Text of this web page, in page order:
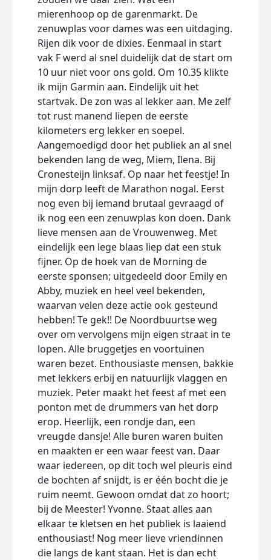
mierenhoop op de garenmarkt. De
zenuwplas voor dames was een uitdaging.
Rijen dik voor de dixies. Eenmaal in start
vak F werd al snel duidelijk dat de start om
10 uur niet voor ons gold. Om 10.35 klikte
ik mijn Garmin aan. Eindelijk uit het
startvak. De zon was al lekker aan. Me zelf
tot rust manend liepen de eerste
kilometers erg lekker en soepel.
Aangemoedigd door het publiek an al snel
bekenden lang de weg, Miem, Ilena. Bij
Cronesteijn linksaf. Op naar het feestje! In
mijn dorp leeft de Marathon nogal. Eerst
nog even bij iemand brutaal gevraagd of
ik nog een een zenuwplas kon doen. Dank
lieve mensen aan de Vrouwenweg. Met
eindelijk een lege blaas liep dat een stuk
fijner. Op de hoek van de Morning de
eerste sponsen; uitgedeeld door Emily en
Abby, muziek en heel veel bekenden,
waarvan velen deze actie ook gesteund
hebben! Te gek!! De Noordbuurtse weg
over om vervolgens mijn eigen straat in te
lopen. Alle bruggetjes en voortuinen
waren bezet. Enthousiaste mensen, bakkie
met lekkers erbij en natuurlijk vlaggen en
muziek. Peter maakt het feest af met een
ponton met de drummers van het dorp
erop. Heerlijk, een rondje dan, een
vreugde dansje! Alle buren waren buiten
en maakten er een waar feest van. Daar
waar iedereen, op dit toch wel pleuris eind
de bochten af snijdt, is er één bocht die je
ruim neemt. Gewoon omdat dat zo hoort;
bij de Meester! Yvonne. Staat alles aan
elkaar te kletsen en het publiek is laaiend
enthousiast! Nog meer lieve vriendinnen
die langs de kant staan. Het is dan echt